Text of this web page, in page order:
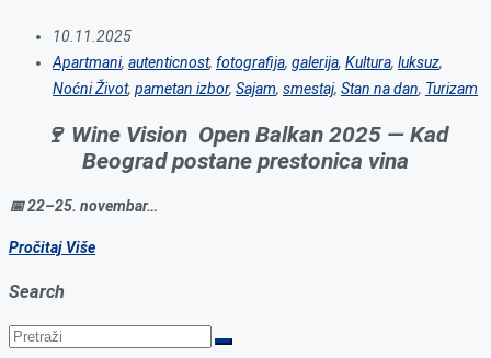
10.11.2025
Apartmani, autenticnost, fotografija, galerija, Kultura, luksuz,
Noćni Život, pametan izbor, Sajam, smestaj, Stan na dan, Turizam
🍷 Wine Vision Open Balkan 2025 — Kad
Beograd postane prestonica vina
📅 22–25. novembar…
Pročitaj Više
Search